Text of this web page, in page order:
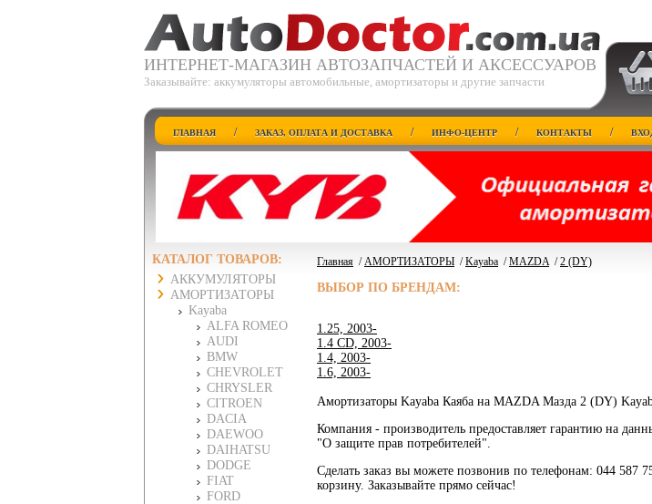
ИНТЕРНЕТ-МАГАЗИН АВТОЗАПЧАСТЕЙ И АКСЕССУАРОВ
Заказывайте: аккумуляторы автомобильные, амортизаторы и другие запчасти
ГЛАВНАЯ / ЗАКАЗ, ОПЛАТА И ДОСТАВКА / ИНФО-ЦЕНТР / КОНТАКТЫ /
КАТАЛОГ ТОВАРОВ:
АККУМУЛЯТОРЫ
АМОРТИЗАТОРЫ
Kayaba
ALFA ROMEO
AUDI
BMW
CHEVROLET
CHRYSLER
CITROEN
DACIA
DAEWOO
DAIHATSU
DODGE
FIAT
FORD
Главная /АМОРТИЗАТОРЫ /Kayaba /MAZDA/2 (DY)
ВЫБОР ПО БРЕНДАМ:
1.25, 2003-
1.4 CD, 2003-
1.4, 2003-
1.6, 2003-
Амортизаторы Kayaba Каяба на MAZDA Мазда 2 (DY)
Компания - производитель предоставляет гарантию на
"О защите прав потребителей".
Сделать заказ вы можете позвонив по телефонам: 044 587
корзину. Заказывайте прямо сейчас!